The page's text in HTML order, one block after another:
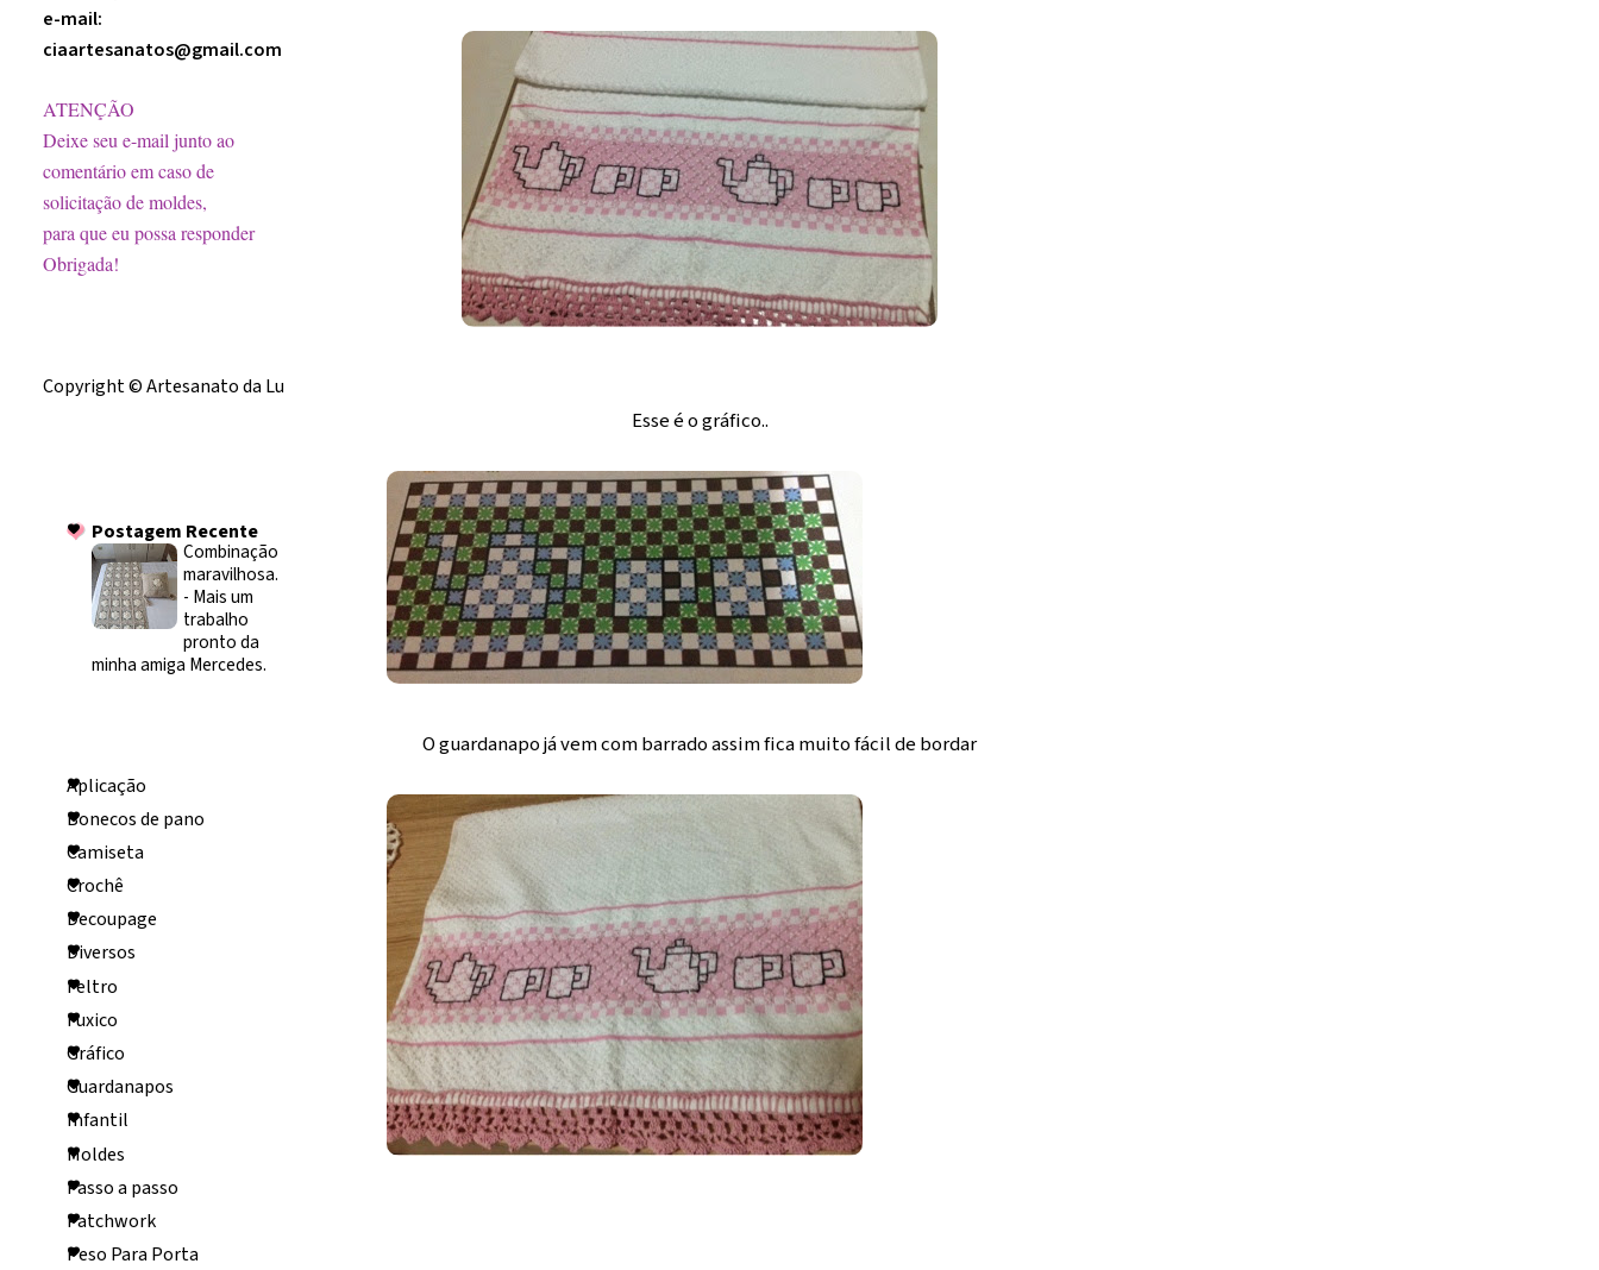
e-mail:
ciaartesanatos@gmail.com
ATENÇÃO
Deixe seu e-mail junto ao
comentário em caso de
solicitação de moldes,
para que eu possa responder
Obrigada!
Copyright © Artesanato da Lu
Postagem Recente
Combinação
maravilhosa.
- Mais um
trabalho
pronto da
minha amiga Mercedes.
Aplicação
Bonecos de pano
Camiseta
Crochê
Decoupage
Diversos
Feltro
Fuxico
Gráfico
Guardanapos
Infantil
Moldes
Passo a passo
Patchwork
Peso Para Porta
Esse é o gráfico..
O guardanapo já vem com barrado assim fica muito fácil de bordar